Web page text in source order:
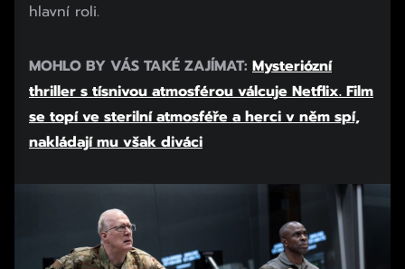
hlavní roli.
MOHLO BY VÁS TAKÉ ZAJÍMAT: Mysteriózní
thriller s tísnivou atmosférou válcuje Netflix. Film
se topí ve sterilní atmosféře a herci v něm spí,
nakládají mu však diváci
Konec reklamy